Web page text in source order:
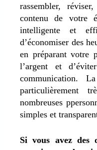
rassembler,
contenu de votre
intelligente et
d’économiser des
en préparant votre
l’argent et
communication.
particulièrement
nombreuses
simples et
Si vous avez des